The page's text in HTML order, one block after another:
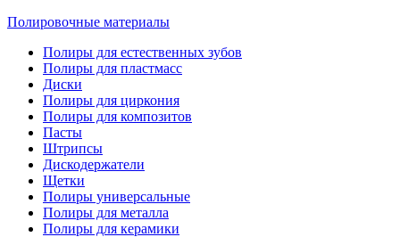
Полировочные материалы
Полиры для естественных зубов
Полиры для пластмасс
Диски
Полиры для циркония
Полиры для композитов
Пасты
Штрипсы
Дискодержатели
Щетки
Полиры универсальные
Полиры для металла
Полиры для керамики